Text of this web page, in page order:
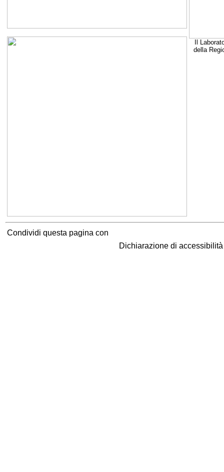
Il
della
Condividi questa pagina con
Dichiarazione di